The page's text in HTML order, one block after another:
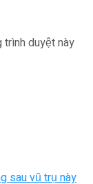
trình duyệt này